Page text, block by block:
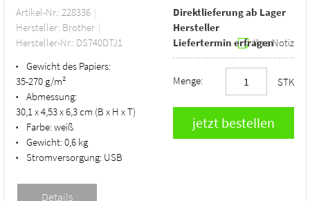
Artikel-Nr.: 228336
Hersteller: Brother
Hersteller-Nr.: DS740DTJ1
•
Gewicht des Papiers:
35-270 g/m²
•
Abmessung:
30,1 x 4,53 x 6,3 cm (B x H x T)
• Farbe:weiß
• Gewicht:0,6 kg
• Stromversorgung: USB
Direktlieferung ab Lager
Hersteller
Liefertermin erfragenIhre Notiz
Menge: STK